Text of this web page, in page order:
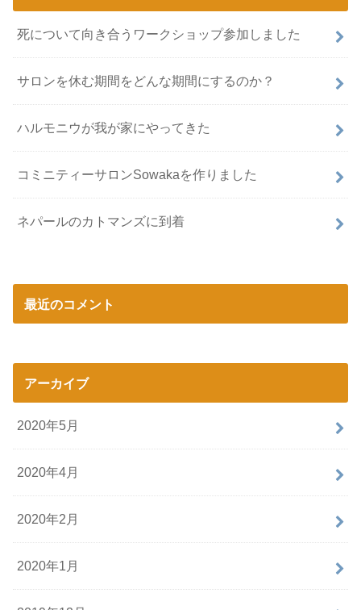
死について向き合うワークショップ参加しました
サロンを休む期間をどんな期間にするのか？
ハルモニウが我が家にやってきた
コミニティーサロンSowakaを作りました
ネパールのカトマンズに到着
最近のコメント
アーカイブ
2020年5月
2020年4月
2020年2月
2020年1月